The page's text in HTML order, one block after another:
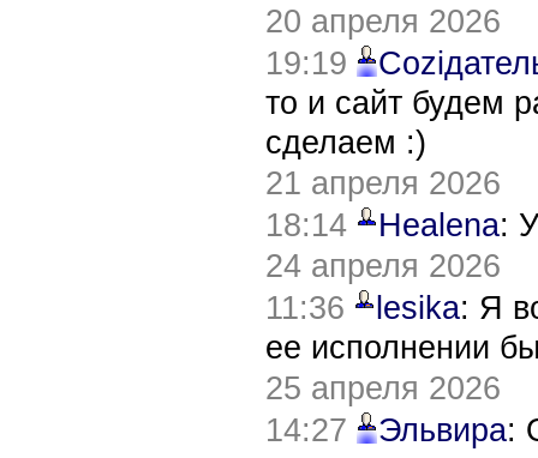
20 апреля 2026
19:19
то и сайт будем
сделаем :)
21 апреля 2026
18:14
Healena:
24 апреля 2026
11:36
lesika: Я
ее исполнении
25 апреля 2026
14:27
Эльвира: